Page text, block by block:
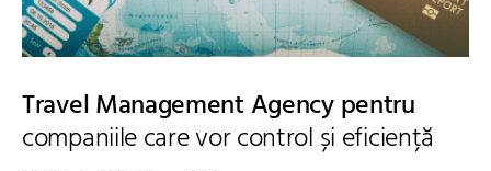
Travel Management Agency pentru
companiile care vor control și eficiență